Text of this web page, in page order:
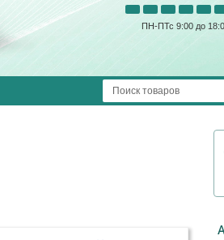
ПН-ПТс 9:00 до